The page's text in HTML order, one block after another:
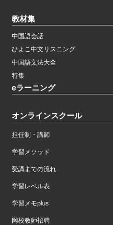
教材集
中国語会話
ひよこ中文リスニング
中国語文法大全
特集
eラーニング
オンラインスクール
担任制・講師
学習メソッド
受講までの流れ
学習レベル表
学習メモplus
网校教师招聘